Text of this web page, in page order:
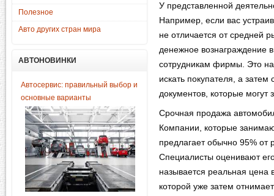
Полезное
Авто других стран мира
АВТОНОВИНКИ
Автосервис: правильный выбор и
основные варианты
У представленной
Например, если вас
не отличается от средней
денежное вознаграждение
сотрудникам фирмы. Это
искать покупателя, а
документов, которые могут
Срочная продажа
Компании, которые
предлагает обычно 95% от
Специалисты оценивают
называется реальная цена
которой уже затем